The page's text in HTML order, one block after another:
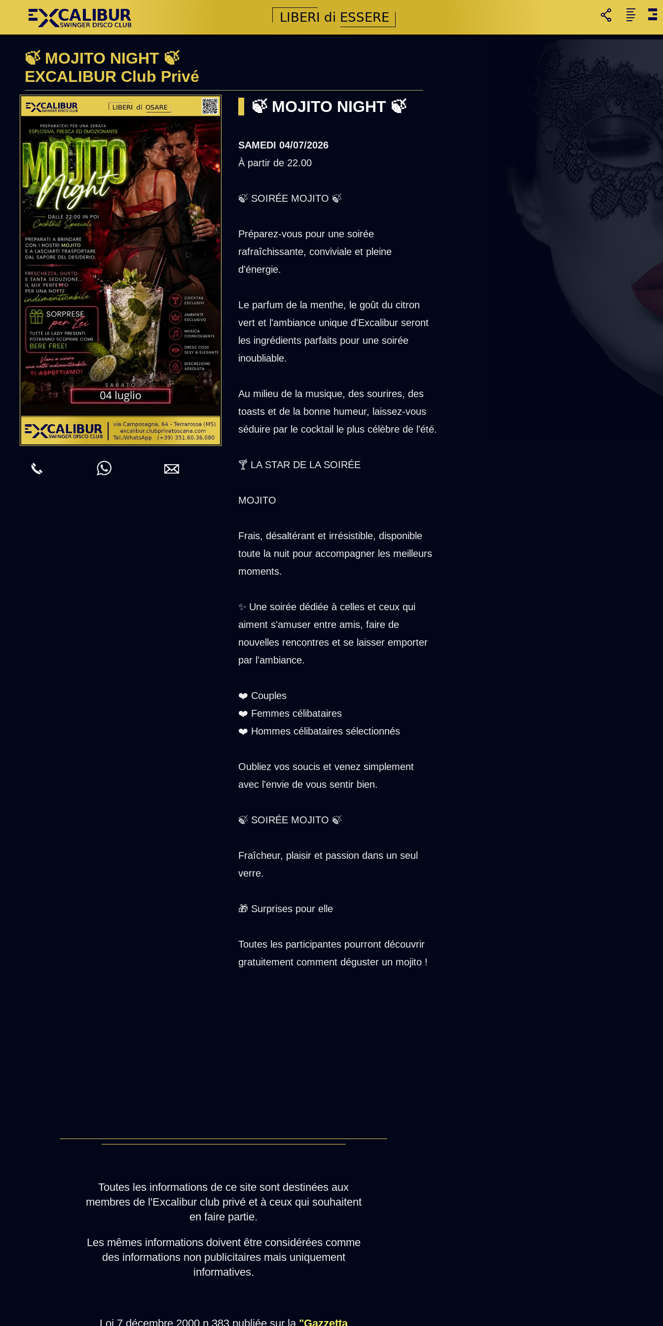
🍃 MOJITO NIGHT 🍃
EXCALIBUR Club Privé
🍃 MOJITO NIGHT 🍃
SAMEDI 04/07/2026
À partir de 22.00
🍃 SOIRÉE MOJITO 🍃
Préparez-vous pour une soirée
rafraîchissante, conviviale et pleine
d'énergie.
Le parfum de la menthe, le goût du citron
vert et l'ambiance unique d'Excalibur seront
les ingrédients parfaits pour une soirée
inoubliable.
Au milieu de la musique, des sourires, des
toasts et de la bonne humeur, laissez-vous
séduire par le cocktail le plus célèbre de l'été.
🍸 LA STAR DE LA SOIRÉE
MOJITO
Frais, désaltérant et irrésistible, disponible
toute la nuit pour accompagner les meilleurs
moments.
✨ Une soirée dédiée à celles et ceux qui
aiment s'amuser entre amis, faire de
nouvelles rencontres et se laisser emporter
par l'ambiance.
❤️ Couples
❤️ Femmes célibataires
❤️ Hommes célibataires sélectionnés
Oubliez vos soucis et venez simplement
avec l'envie de vous sentir bien.
🍃 SOIRÉE MOJITO 🍃
Fraîcheur, plaisir et passion dans un seul
verre.
🎁 Surprises pour elle
Toutes les participantes pourront découvrir
gratuitement comment déguster un mojito !
Toutes les informations de ce site sont destinées aux
membres de l'Excalibur club privé et à ceux qui souhaitent
en faire partie.
Les mêmes informations doivent être considérées comme
des informations non publicitaires mais uniquement
informatives.
Loi 7 décembre 2000 n.383 publiée sur la "Gazzetta